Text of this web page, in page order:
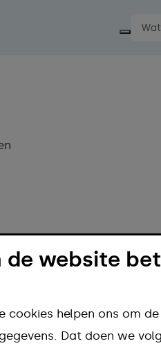
website
helpen ons om
Dat doen we